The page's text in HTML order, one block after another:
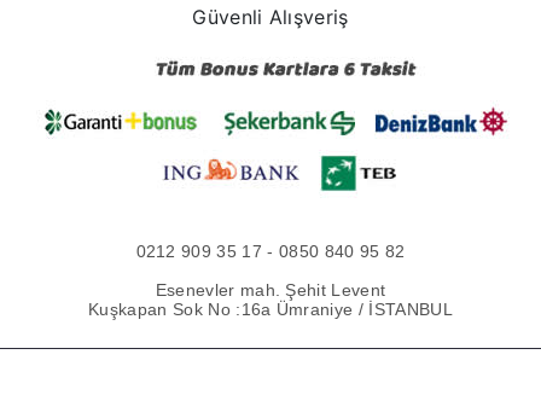
Güvenli Alışveriş
0212 909 35 17 - 0850 840 95 82
Esenevler mah. Şehit Levent
Kuşkapan Sok No :16a Ümraniye / İSTANBUL